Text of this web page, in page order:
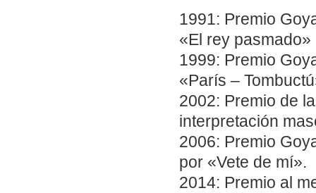
1991: Premio
«El rey pasmado»
1999: Premio
«París –
2002: Premio de
interpretación
2006: Premio
por «Vete de mí».
2014: Premio al